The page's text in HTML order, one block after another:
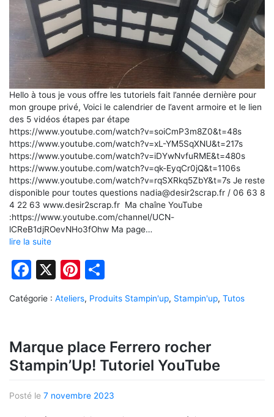
Hello à tous je vous offre les tutoriels fait l’année dernière pour
mon groupe privé, Voici le calendrier de l’avent armoire et le lien
des 5 vidéos étapes par étape
https://www.youtube.com/watch?v=soiCmP3m8Z0&t=48s
https://www.youtube.com/watch?v=xL-YM5SqXNU&t=217s
https://www.youtube.com/watch?v=iDYwNvfuRME&t=480s
https://www.youtube.com/watch?v=qk-EyqCr0jQ&t=1106s
https://www.youtube.com/watch?v=rqSXRkq5ZbY&t=7s Je reste
disponible pour toutes questions nadia@desir2scrap.fr / 06 63 8
4 22 63 www.desir2scrap.fr Ma chaîne YouTube
:https://www.youtube.com/channel/UCN-
lCReB1djROevNHo3fOhw Ma page…
lire la suite
Facebook
X Pinterest
Catégorie : Ateliers, Produits Stampin'up, Stampin'up, Tutos
Marque place Ferrero rocher
Stampin’Up! Tutoriel YouTube
Posté le 7 novembre 2023